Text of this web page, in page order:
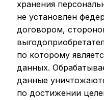
хранения
не установлен
договором,
по которому
данных.
данные
по достижении